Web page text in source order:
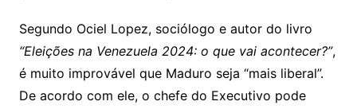
Segundo Ociel Lopez, sociólogo e autor do livro
“Eleições na Venezuela 2024: o que vai acontecer?”,
é muito improvável que Maduro seja “mais liberal”.
De acordo com ele, o chefe do Executivo pode